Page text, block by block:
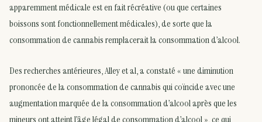
apparemment médicale est en fait récréative (ou que certaines
boissons sont fonctionnellement médicales), de sorte que la
consommation de cannabis remplacerait la consommation d’alcool.
Des recherches antérieures, Alley et al, a constaté « une diminution
prononcée de la consommation de cannabis qui coïncide avec une
augmentation marquée de la consommation d’alcool après que les
mineurs ont atteint l’âge légal de consommation d’alcool », ce qui